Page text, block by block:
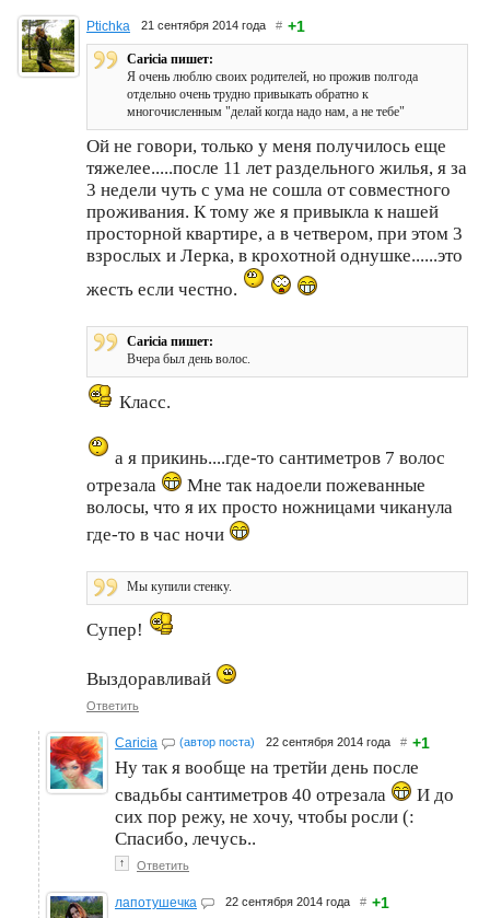
Ptichka 21 сентября 2014 года # +1
Caricia пишет:
Я очень люблю своих родителей, но прожив полгода
отдельно очень трудно привыкать обратно к
многочисленным "делай когда надо нам, а не тебе"
Ой не говори, только у меня получилось еще
тяжелее.....после 11 лет раздельного жилья, я за
3 недели чуть с ума не сошла от совместного
проживания. К тому же я привыкла к нашей
просторной квартире, а в четвером, при этом 3
взрослых и Лерка, в крохотной однушке......это
жесть если честно.
Caricia пишет:
Вчера был день волос.
Класс.
а я прикинь....где-то сантиметров 7 волос
отрезала
Мне так надоели пожеванные
волосы, что я их просто ножницами чиканула
где-то в час ночи
Мы купили стенку.
Супер!
Выздоравливай
Ответить
Caricia (автор поста) 22 сентября 2014 года # +1
Ну так я вообще на третйи день после
свадьбы сантиметров 40 отрезала
И до
сих пор режу, не хочу, чтобы росли (:
Спасибо, лечусь..
↑ Ответить
лапотушечка 22 сентября 2014 года # +1